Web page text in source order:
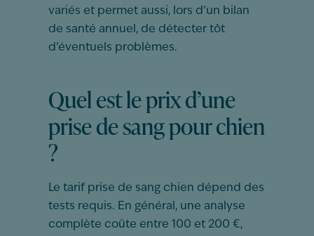
variés et permet aussi, lors d’un bilan
de santé annuel, de détecter tôt
d’éventuels problèmes.
Quel est le prix d’une
prise de sang pour chien
?
Le tarif prise de sang chien dépend des
tests requis. En général, une analyse
complète coûte entre 100 et 200 €,